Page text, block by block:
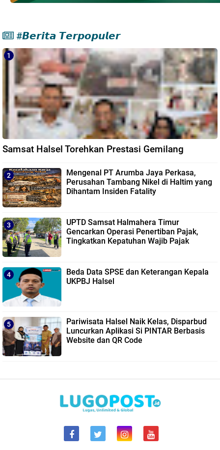
#𝘽𝙚𝙧𝙞𝙩𝙖 𝙏𝙚𝙧𝙥𝙤𝙥𝙪𝙡𝙚𝙧
Samsat Halsel Torehkan Prestasi Gemilang
Mengenal PT Arumba Jaya Perkasa,
Perusahan Tambang Nikel di Haltim yang
Dihantam Insiden Fatality
UPTD Samsat Halmahera Timur
Gencarkan Operasi Penertiban Pajak,
Tingkatkan Kepatuhan Wajib Pajak
Beda Data SPSE dan Keterangan Kepala
UKPBJ Halsel
Pariwisata Halsel Naik Kelas, Disparbud
Luncurkan Aplikasi Si PINTAR Berbasis
Website dan QR Code